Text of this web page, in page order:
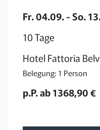
Fr. 04.09. - So.
10 Tage
Hotel Fattoria
Belegung: 1 Person
p.P. ab 1368,90 €